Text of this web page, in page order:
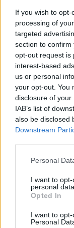
If you wish to
processing of
targeted
section to
opt-out request is
interest-based
us or personal
your opt-out. You
disclosure of
IAB’s list of
also be disclosed
Downstream
Personal
I want to
personal data.
Opted In
I want to
Personal
trayecto
de la Plaza de
Pescador
Luengo, Avda.
sentido en
Bethencourt,
Rodríguez
Muñoz y
Línea 25.
Tomás
Alcalde
Luengo y el
José
Túnel de Julio
Rotonda